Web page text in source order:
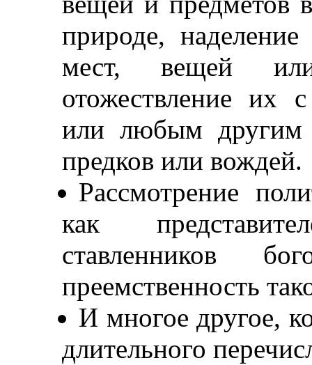
природе,
мест, вещей
отожествление их
или любым другим
предков или вождей.
Рассмотрение
как
ставленников
преемственность
И многое другое,
длительного